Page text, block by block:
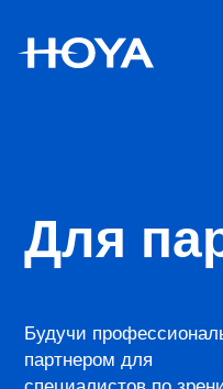
Будучи
партнером для
Для